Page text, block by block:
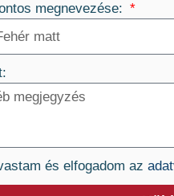
megnevezése:
és elfogadom az